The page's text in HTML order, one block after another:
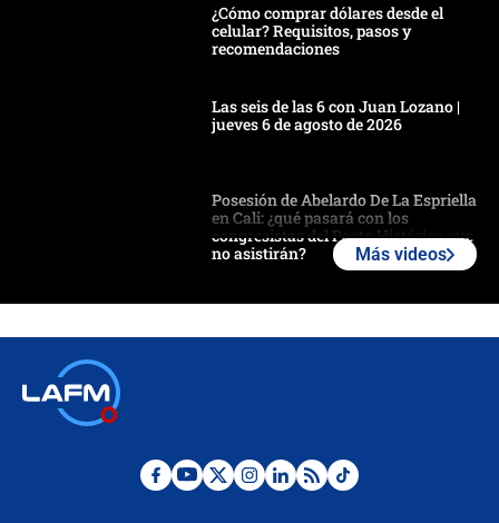
¿Cómo comprar dólares desde el
celular? Requisitos, pasos y
recomendaciones
Las seis de las 6 con Juan Lozano |
jueves 6 de agosto de 2026
Posesión de Abelardo De La Espriella
en Cali: ¿qué pasará con los
congresistas del Pacto Histórico que
no asistirán?
¿Por qué De la Espriella gobernará
Más videos